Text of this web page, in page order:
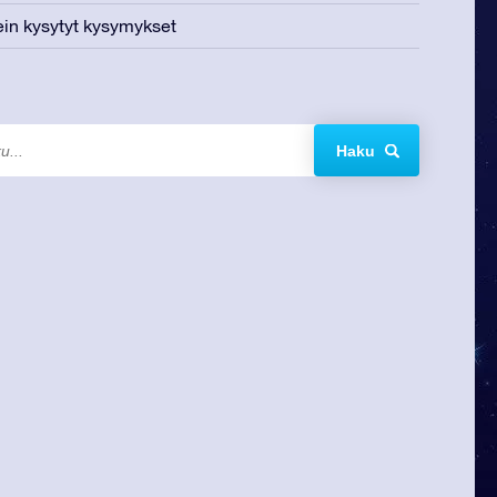
kysytyt kysymykset
Haku